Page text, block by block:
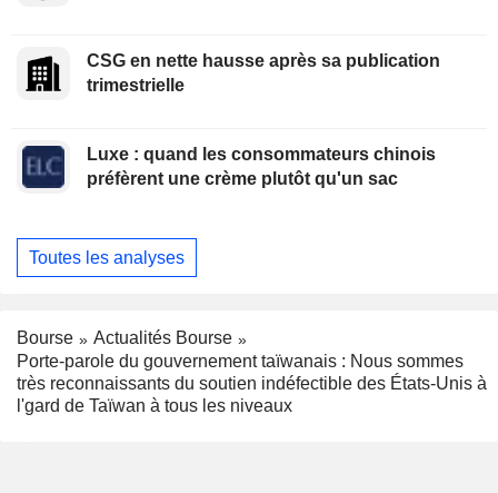
CSG en nette hausse après sa publication
trimestrielle
Luxe : quand les consommateurs chinois
préfèrent une crème plutôt qu'un sac
Toutes les analyses
Bourse
Actualités Bourse
Porte-parole du gouvernement taïwanais : Nous sommes
très reconnaissants du soutien indéfectible des États-Unis à
l'gard de Taïwan à tous les niveaux